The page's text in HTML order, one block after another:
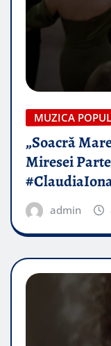
MUZICA
„Soacră
Miresei
admin